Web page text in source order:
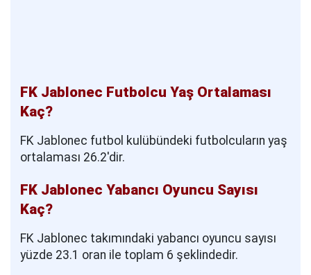
FK Jablonec Futbolcu Yaş Ortalaması
Kaç?
FK Jablonec futbol kulübündeki futbolcuların yaş
ortalaması 26.2'dir.
FK Jablonec Yabancı Oyuncu Sayısı
Kaç?
FK Jablonec takımındaki yabancı oyuncu sayısı
yüzde 23.1 oran ile toplam 6 şeklindedir.